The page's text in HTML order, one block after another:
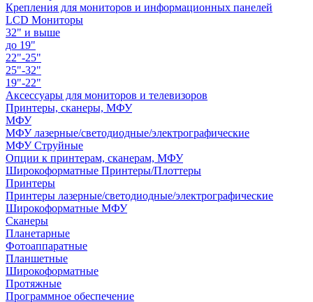
Крепления для мониторов и информационных панелей
LCD Мониторы
32" и выше
до 19"
22"-25"
25"-32"
19"-22"
Аксессуары для мониторов и телевизоров
Принтеры, сканеры, МФУ
МФУ
МФУ лазерные/светодиодные/электрографические
МФУ Струйные
Опции к принтерам, сканерам, МФУ
Широкоформатные Принтеры/Плоттеры
Принтеры
Принтеры лазерные/светодиодные/электрографические
Широкоформатные МФУ
Сканеры
Планетарные
Фотоаппаратные
Планшетные
Широкоформатные
Протяжные
Программное обеспечение